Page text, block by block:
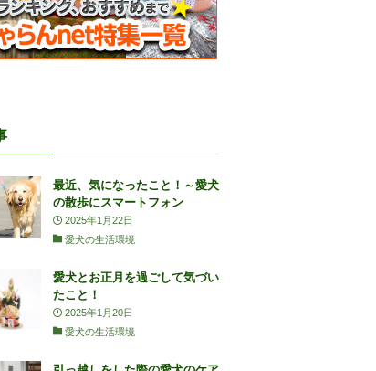
最近、気になったこと！～愛犬
の散歩にスマートフォン
2025年1月22日
愛犬の生活環境
愛犬とお正月を過ごして気づい
たこと！
2025年1月20日
愛犬の生活環境